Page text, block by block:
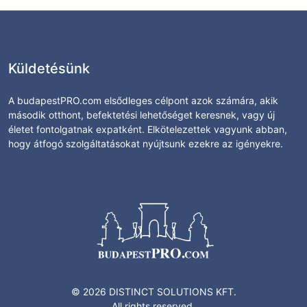
Küldetésünk
A budapestPRO.com elsődleges célpont azok számára, akik
második otthont, befektetési lehetőséget keresnek, vagy új
életet fontolgatnak expatként. Elkötelezettek vagyunk abban,
hogy átfogó szolgáltatásokat nyújtsunk ezekre az igényekre.
© 2026 DISTINCT SOLUTIONS KFT.